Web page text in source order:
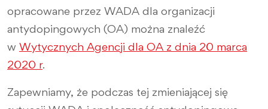
opracowane przez WADA dla organizacji
antydopingowych (OA) można znaleźć
w Wytycznych Agencji dla OA z dnia 20 marca
2020 r.
Zapewniamy, że podczas tej zmieniającej się